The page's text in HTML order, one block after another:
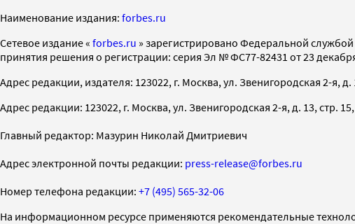
Наименование издания: forbes.ru
Cетевое издание « forbes.ru » зарегистрировано Федеральной
принятия решения о регистрации: серия Эл № ФС77-82431 от 23
Адрес редакции, издателя: 123022, г. Москва, ул. Звенигородская 2-я, д.
Адрес редакции: 123022, г. Москва, ул. Звенигородская 2-я, д. 13, стр.
Главный редактор: Мазурин Николай Дмитриевич
Адрес электронной почты редакции: press-release@forbes.ru
Номер телефона редакции: +7 (495) 565-32-06
На информационном ресурсе применяются рекомендательные